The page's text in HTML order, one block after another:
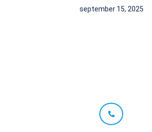
september 15, 2025